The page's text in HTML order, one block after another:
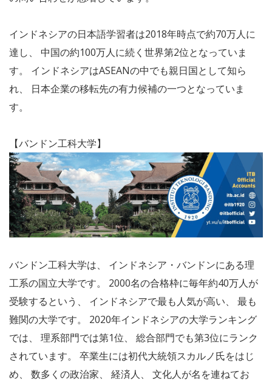
インドネシアの日本語学習者は2018年時点で約70万人に
達し、 中国の約100万人に続く世界第2位となっていま
す。 インドネシアはASEANの中でも親日国として知ら
れ、 日本企業の移転先の有力候補の一つとなっていま
す。
【バンドン工科大学】
バンドン工科大学は、 インドネシア・バンドンにある理
工系の国立大学です。 2000名の合格枠に毎年約40万人が
受験するという、 インドネシアで最も人気が高い、 最も
難関の大学です。 2020年インドネシアの大学ランキング
では、 理系部門では第1位、 総合部門でも第3位にランク
されています。 卒業生には初代大統領スカルノ氏をはじ
め、 数多くの政治家、 経済人、 文化人が名を連ねてお